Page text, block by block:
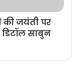
की जयंती पर
डिटॉल साबुन